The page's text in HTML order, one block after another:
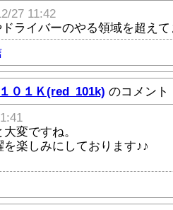
27 11:42
ドライバーのやる領域を超え
０１Ｋ(red_101k) のコメント
変ですね。
楽しみにしております♪♪